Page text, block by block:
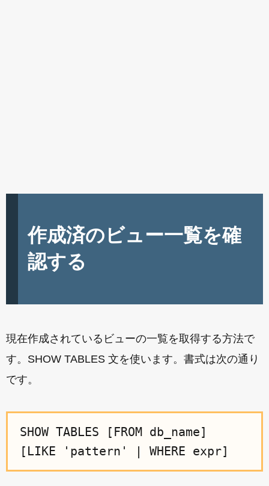
作成済のビュー一覧を確
認する
現在作成されているビューの一覧を取得する方法で
す。SHOW TABLES 文を使います。書式は次の通り
です。
SHOW TABLES [FROM db_name]
[LIKE 'pattern' | WHERE expr]